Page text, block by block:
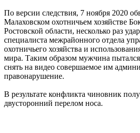
По версии следствия, 7 ноября 2020
Малаховском охотничьем хозяйстве
Ростовской области, несколько раз
специалиста межрайонного отдела
охотничьего хозяйства и
мира. Таким образом мужчина пытался
снять на видео совершаемое им
правонарушение.
В результате конфликта чиновник
двусторонний перелом носа.